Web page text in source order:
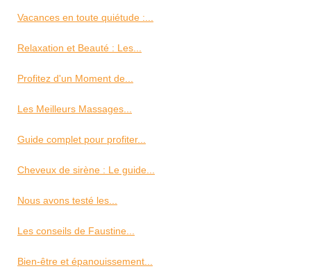
Vacances en toute quiétude :...
Relaxation et Beauté : Les...
Profitez d'un Moment de...
Les Meilleurs Massages...
Guide complet pour profiter...
Cheveux de sirène : Le guide...
Nous avons testé les...
Les conseils de Faustine...
Bien-être et épanouissement...